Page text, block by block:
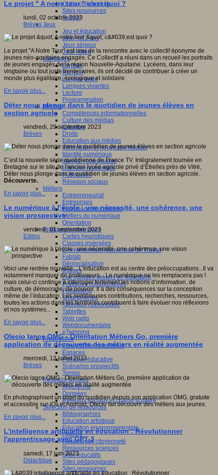
Outils collaboratifs
Sites ressources
Tutorat
Jeux
Jeu et éducation
Jeux 4/12 ans
Jeux sérieux
Jeux vidéo
Langages
Ecriture
Humour
Langue orale
Langues vivantes
Lecture
Programmation
Médias
Compétences informationnelles
Culture des médias
Curation
Droits
Education aux médias
Information et nouveaux médias
Identité numérique
Internet responsable
Littératie numérique
Publication
Réseaux sociaux
Métiers
Entrepreneuriat
Entreprises
Evolutions des métiers
Métiers du numérique
Orientation
Pratiques numériques
Cartes heuristiques
Classes inversées
Environnement Numérique de Travail
Fablab
Géolocalisation
Images
Les mondes virtuels en éducation
Pratiques collaboratives
Podcasting
Smartphones
Tableaux numériques
Tablettes
Web radio
Webdocumentaire
eTwinning
Prospective
Ecosystème numérique
Espaces
Politique éducative
Scénarios prospectifs
Temps
Réseaux sociaux
Algorithme
Données
Réseaux sociaux et champ scolaire
Sélection de ressources
Bibliographies
Education artistique
Education environnementale
Histoire
Ressources citoyenneté
Ressources sciences
Sites éducatifs
Sites pédagogiques
Sites ressources
Le projet " A notre tour " c'est quoi ?
lundi, 02 octobre 2023
Brèves
Le projet "A Notre Tour" est issu de la rencontre avec le collectif éponyme de
jeunes néo-aquitains engagés. Ce Collectif a réuni dans un recueil les portraits
de jeunes engagés de la région Nouvelle-Aquitaine. Lycéens, dans leur
vingtaine ou tout juste trentenaires, ils ont décidé de contribuer à créer un
monde plus égalitaire, écologique et solidaire.
En savoir plus...
Déter nous plonge dans le quotidien de jeunes élèves en
section agricole
vendredi, 29 septembre 2023
Brèves
C’est la nouvelle série quotidienne de France TV. Intégralement tournée en
Bretagne sur le site de l’ancien lycée agricole privé d’Étrelles près de Vitré,
Déter nous plonge dans le quotidien de jeunes élèves en section agricole.
Découverte.
En savoir plus...
Le numérique à l’école : une nécessité, une cohérence, une
vision prospective
vendredi, 01 septembre 2023
Editos
Voici une rentrée nouvelle…L'éducation est au centre des préoccupations...Il va
notamment manquer de professeurs…Le numérique ne les remplacera pas !
mais celui-ci continue à interroger fortement les notions d’information, de
culture, de démocratie, de pouvoir. Il a des conséquences sur la conception
même de l’éducation. Les nombreuses contributions, recherches, ressources,
toutes les actions dans les territoires contribuent à faire évoluer nos réflexions
et nos systèmes...
En savoir plus...
Olecio lance OMG - Orientation Métiers Go, première
application de découverte des métiers en réalité augmentée
mercredi, 12 juillet 2023
Brèves
En photographiant un objet du quotidien depuis son application OMG, gratuite
et accessible sur iOs et Android, Olecio fait découvrir des métiers aux jeunes.
En savoir plus...
L'intelligence artificielle en éducation : Révolutionner
l'apprentissage avec GPT-3
samedi, 17 juin 2023
Didactique